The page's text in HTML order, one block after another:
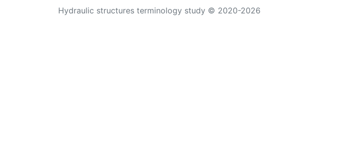
Hydraulic structures terminology study © 2020-2026